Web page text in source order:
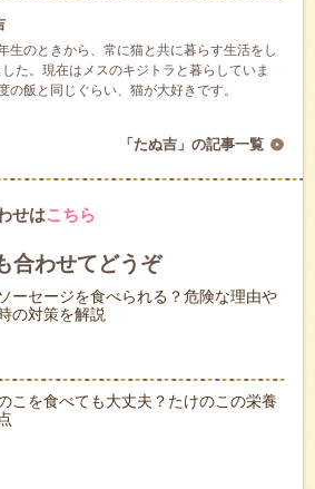
生のときから、常に猫と共に暮らす生活をし
た。現在はメスのキジトラと暮らしていま
の飯と同じぐらい、猫が大好きです。
「たぬ吉」の記事一覧
せはこちら
合わせてどうぞ
ーセージを食べられる？危険な理由や
の対策を解説
こを食べても大丈夫？たけのこの栄養